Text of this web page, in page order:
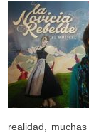
realidad,